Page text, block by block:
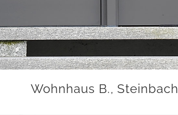
Wohnhaus B., Steinbach